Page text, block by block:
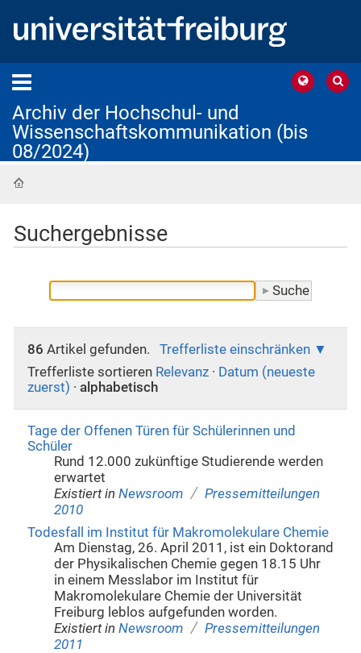
Archiv der Hochschul- und
Wissenschaftskommunikation (bis
08/2024)
Suchergebnisse
86 Artikel gefunden.
Trefferliste einschränken
Trefferliste sortieren Relevanz · Datum (neueste
zuerst) · alphabetisch
Tage der Offenen Türen für Schülerinnen und
Schüler
Rund 12.000 zukünftige Studierende werden
erwartet
Existiert in Newsroom / Pressemitteilungen
2010
Todesfall im Institut für Makromolekulare Chemie
Am Dienstag, 26. April 2011, ist ein Doktorand
der Physikalischen Chemie gegen 18.15 Uhr
in einem Messlabor im Institut für
Makromolekulare Chemie der Universität
Freiburg leblos aufgefunden worden.
Existiert in Newsroom / Pressemitteilungen
2011